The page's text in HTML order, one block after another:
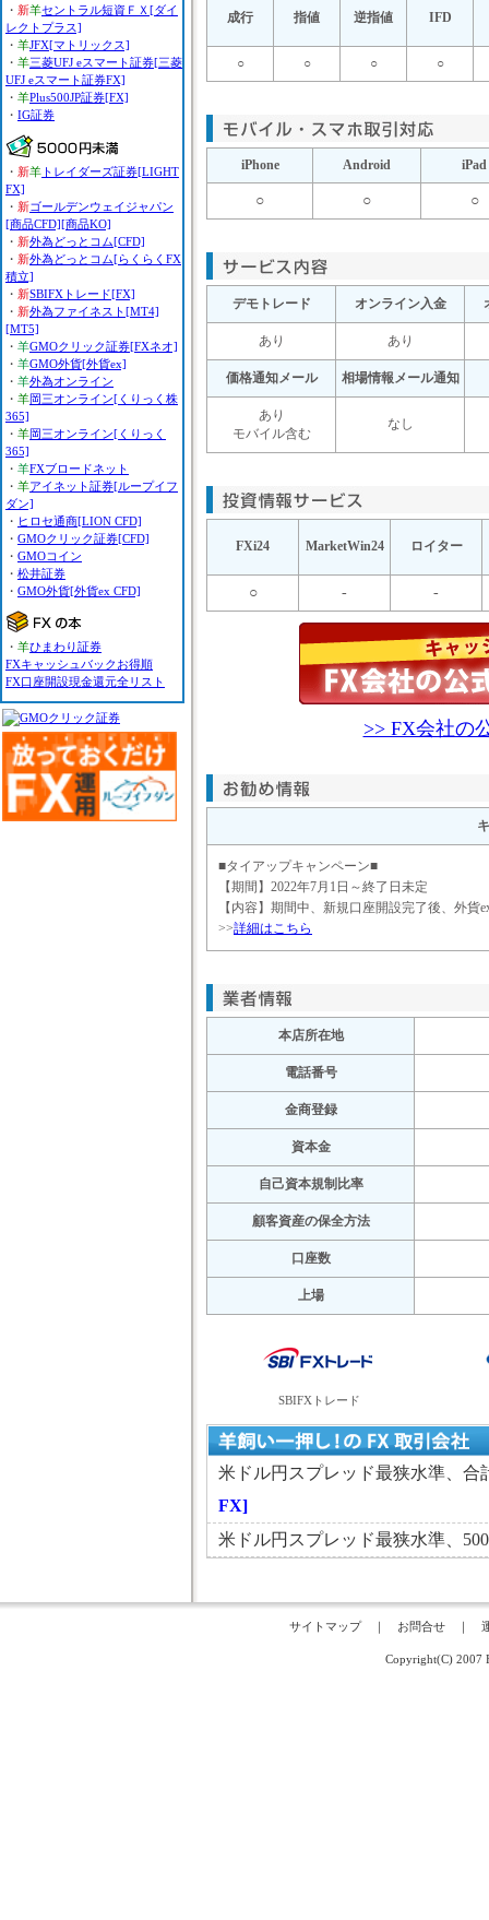
・ 新羊セントラル短資ＦＸ[ダイ
レクトプラス]
・ 羊JFX[マトリックス]
・ 羊三菱UFJ eスマート証券[三菱
UFJ eスマート証券FX]
・ 羊Plus500JP証券[FX]
・ IG証券
・ 新羊 トレイダーズ証券[LIGHT
FX]
・ 新ゴールデンウェイジャパン
[商品CFD][商品KO]
・ 新外為どっとコム[CFD]
・ 新外為どっとコム[らくらくFX
積立]
・ 新SBIFXトレード[FX]
・ 新外為ファイネスト[MT4]
[MT5]
・ 羊GMOクリック証券[FXネオ]
・ 羊GMO外貨[外貨ex]
・ 羊外為オンライン
・ 羊岡三オンライン[くりっく株
365]
・ 羊岡三オンライン[くりっく
365]
・ 羊FXブロードネット
・ 羊アイネット証券[ループイフ
ダン]
・ ヒロセ通商[LION CFD]
・ GMOクリック証券[CFD]
・ GMOコイン
・ 松井証券
・ GMO外貨[外貨ex CFD]
・ 羊ひまわり証券
FXキャッシュバックお得順
FX口座開設現金還元全リスト
成行 指値 逆指値 IFD
○ ○ ○ ○
iPhone Android iPad
○ ○ ○
デモトレード オンライン入金
あり あり
価格通知メール 相場情報メール通知
あり
モバイル含む
なし
FXi24 MarketWin24 ロイター
○ - -
>> FX会社の
■タイアップキャンペーン■
【期間】2022年7月1日～終了日未定
【内容】期間中、新規口座開設完了後、外
>>詳細はこちら
本店所在地
電話番号
金商登録
資本金
自己資本規制比率
顧客資産の保全方法
口座数
上場
SBIFXトレード
米ドル円スプレッド最狭水準、合
FX]
米ドル円スプレッド最狭水準、
サイトマップ｜ お問合せ｜
Copyright(C) 2007